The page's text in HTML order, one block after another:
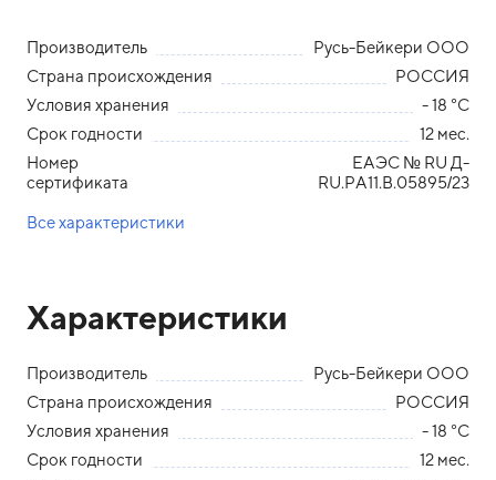
Производитель
Русь-Бейкери ООО
Страна происхождения
РОССИЯ
Условия хранения
- 18 °С
Срок годности
12 мес.
Номер
сертификата
ЕАЭС № RU Д-
RU.РА11.В.05895/23
Все характеристики
Характеристики
Производитель
Русь-Бейкери ООО
Страна происхождения
РОССИЯ
Условия хранения
- 18 °С
Срок годности
12 мес.